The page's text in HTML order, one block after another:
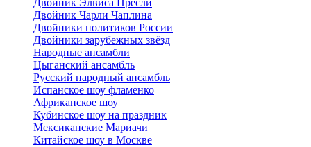
Двойник Чарли Чаплина
Двойники политиков России
Двойники зарубежных звёзд
Народные ансамбли
Цыганский ансамбль
Русский народный ансамбль
Испанское шоу фламенко
Африканское шоу
Кубинское шоу на праздник
Мексиканские Мариачи
Китайское шоу в Москве